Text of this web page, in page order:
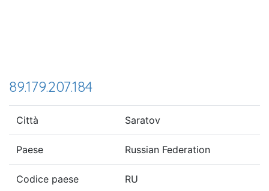
89.179.207.184
Città Saratov
Paese Russian Federation
Codice paese RU